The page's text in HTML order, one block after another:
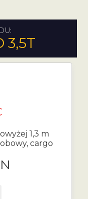
3,5T
1,3 m
cargo